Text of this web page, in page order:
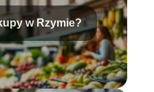
w Rzymie?